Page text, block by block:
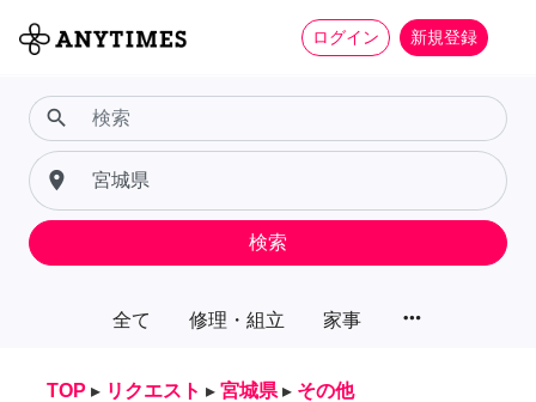
ログイン 新規登録
全て 修理・組立 家事 more_horiz
search
place
検索
TOP ▸ リクエスト ▸ 宮城県 ▸ その他